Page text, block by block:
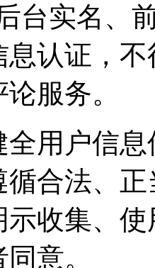
台实名、
认证，
服务。
全用户信
循合法、
收集、
意。